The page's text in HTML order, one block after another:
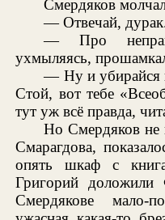
Смердяков
— Отвечай,
— Про
ухмыляясь,
— Ну и убирайся
Стой, вот тебе
тут уж всё правда,
Но Смердяков не
Смарагдова,
опять шкаф с
Григорий
Смердякове мало-